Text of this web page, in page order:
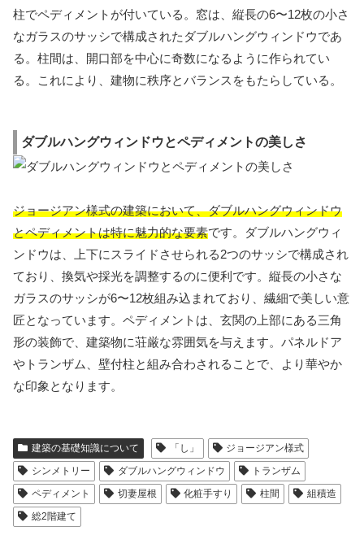
柱でペディメントが付いている。窓は、縦長の6〜12枚の小さ
なガラスのサッシで構成されたダブルハングウィンドウであ
る。柱間は、開口部を中心に奇数になるように作られてい
る。これにより、建物に秩序とバランスをもたらしている。
ダブルハングウィンドウとペディメントの美しさ
ジョージアン様式の建築において、ダブルハングウィンドウ
とペディメントは特に魅力的な要素です。ダブルハングウィ
ンドウは、上下にスライドさせられる2つのサッシで構成され
ており、換気や採光を調整するのに便利です。縦長の小さな
ガラスのサッシが6〜12枚組み込まれており、繊細で美しい意
匠となっています。ペディメントは、玄関の上部にある三角
形の装飾で、建築物に荘厳な雰囲気を与えます。パネルドア
やトランザム、壁付柱と組み合わされることで、より華やか
な印象となります。
建築の基礎知識について 「し」
ジョージアン様式
シンメトリー
ダブルハングウィンドウ
トランザム
ペディメント
切妻屋根 化粧手すり 柱間
組積造
総2階建て